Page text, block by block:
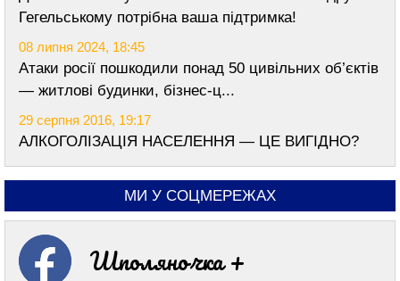
Гегельському потрібна ваша підтримка!
08 липня 2024, 18:45
Атаки росії пошкодили понад 50 цивільних об’єктів
— житлові будинки, бізнес-ц...
29 серпня 2016, 19:17
АЛКОГОЛІЗАЦІЯ НАСЕЛЕННЯ — ЦЕ ВИГІДНО?
МИ У СОЦМЕРЕЖАХ
Шполяночка +